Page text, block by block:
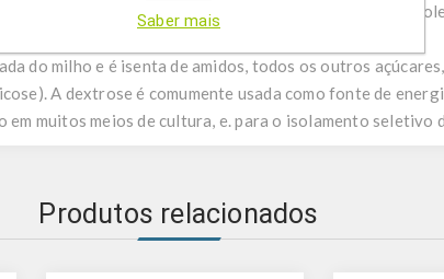
cultura comumente usados em aplicações de biologia
do milho e é isenta de amidos, todos os outros
A dextrose é comumente usada como fonte de
em muitos meios de cultura, e. para o isolamento seletivo
Produtos relacionados
Saber mais